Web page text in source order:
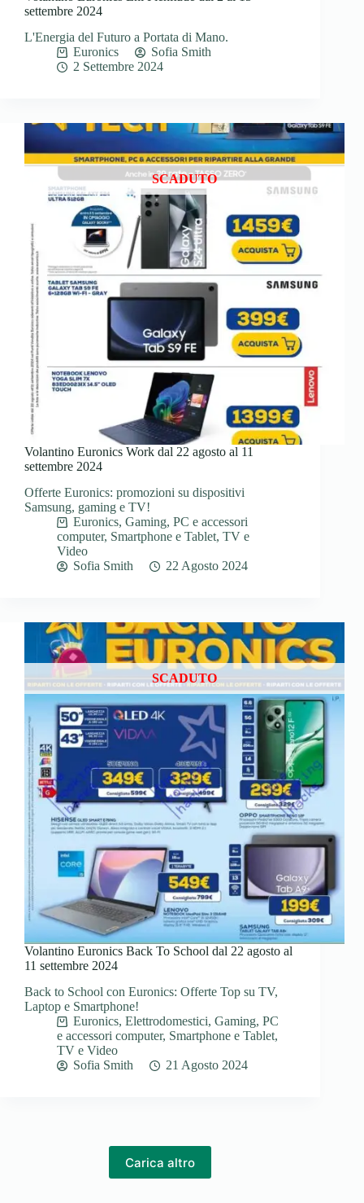
settembre 2024
L'Energia del Futuro a Portata di Mano.
Euronics
Sofia Smith
2 Settembre 2024
SCADUTO
Volantino Euronics Work dal 22 agosto al 11
settembre 2024
Offerte Euronics: promozioni su dispositivi
Samsung, gaming e TV!
Euronics, Gaming, PC e accessori
computer, Smartphone e Tablet, TV e
Video
Sofia Smith
22 Agosto 2024
SCADUTO
Volantino Euronics Back To School dal 22 agosto al
11 settembre 2024
Back to School con Euronics: Offerte Top su TV,
Laptop e Smartphone!
Euronics, Elettrodomestici, Gaming, PC
e accessori computer, Smartphone e Tablet,
TV e Video
Sofia Smith
21 Agosto 2024
Carica altro